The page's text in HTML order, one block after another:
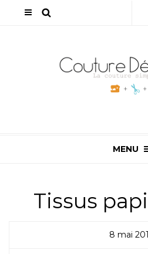
MENU
Tissus
8 mai